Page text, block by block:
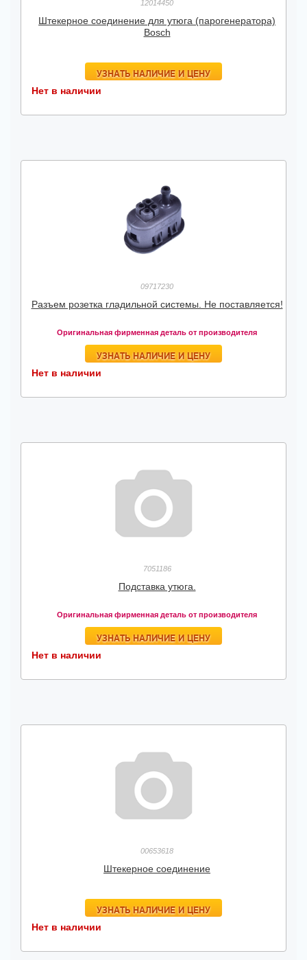
12014450
Штекерное соединение для утюга (парогенератора)
Bosch
УЗНАТЬ НАЛИЧИЕ И ЦЕНУ
Нет в наличии
09717230
Разъем розетка гладильной системы. Не поставляется!
Оригинальная фирменная деталь от производителя
УЗНАТЬ НАЛИЧИЕ И ЦЕНУ
Нет в наличии
7051186
Подставка утюга.
Оригинальная фирменная деталь от производителя
УЗНАТЬ НАЛИЧИЕ И ЦЕНУ
Нет в наличии
00653618
Штекерное соединение
УЗНАТЬ НАЛИЧИЕ И ЦЕНУ
Нет в наличии